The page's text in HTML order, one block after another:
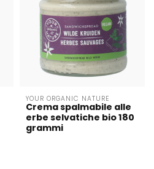
YOUR ORGANIC NATURE
Crema spalmabile alle
erbe selvatiche bio 180
grammi